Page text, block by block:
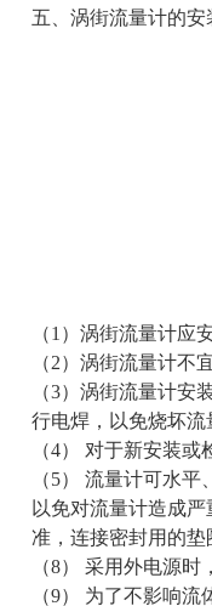
五、涡街流量计的安
（1 ）涡街流量计应
（2）涡街流量计不
（3）涡街流量计安
行电焊，以免烧坏
（4） 对于新安装或
（5） 流量计可水平
以免对流量计造成
准，连接密封用的
（8） 采用外电源时
（9） 为了不影响流